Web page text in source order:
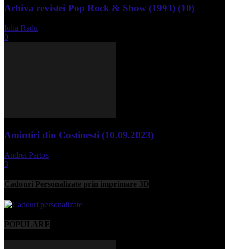
Arhiva revistei Pop Rock & Show (1993) (10)
Iulia Radu
0
Amintiri din Costinesti (10.09.2023)
Andrei Partos
3
Cadouri Personalizate prin imprimare 3D
POPULARE